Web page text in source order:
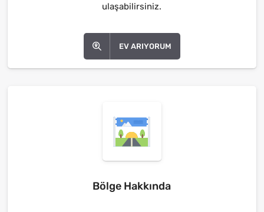
ulaşabilirsiniz.
EV ARIYORUM
Bölge Hakkında